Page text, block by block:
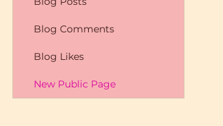
Blog Comments
Blog Likes
New Public Page